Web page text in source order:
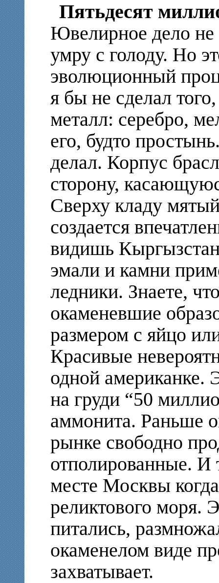
Пятьдесят
Ювелирное дело не
умру с голоду. Но
эволюционный
я бы не сделал
металл: серебро,
его, будто
делал. Корпус
сторону,
Сверху кладу
создается
видишь
эмали и камни
ледники. Знаете,
окаменевшие
размером с яйцо
Красивые
одной американке.
на груди “50
аммонита. Раньше
рынке свободно
отполированные.
месте Москвы
реликтового моря.
питались,
окаменелом виде
захватывает.